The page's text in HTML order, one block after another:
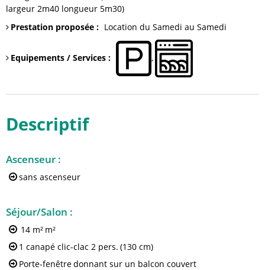
largeur 2m40 longueur 5m30)
Prestation proposée : Location du Samedi au Samedi
Equipements / Services :
Descriptif
Ascenseur :
sans ascenseur
Séjour/Salon :
14 m² m²
1 canapé clic-clac 2 pers. (130 cm)
Porte-fenêtredonnant sur un balcon couvert